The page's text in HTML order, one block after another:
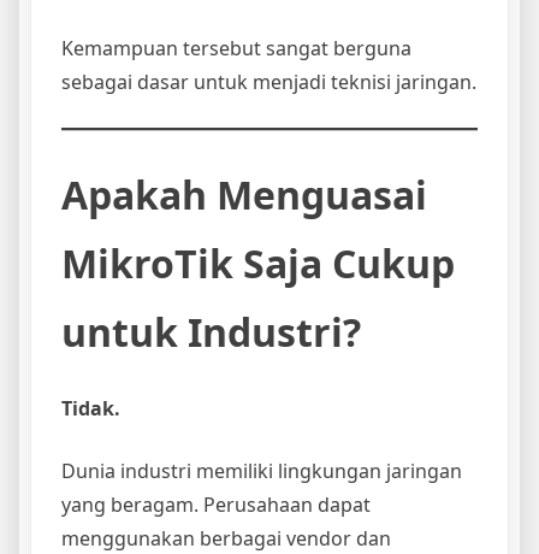
Kemampuan tersebut sangat berguna
sebagai dasar untuk menjadi teknisi jaringan.
Apakah Menguasai
MikroTik Saja Cukup
untuk Industri?
Tidak.
Dunia industri memiliki lingkungan jaringan
yang beragam. Perusahaan dapat
menggunakan berbagai vendor dan